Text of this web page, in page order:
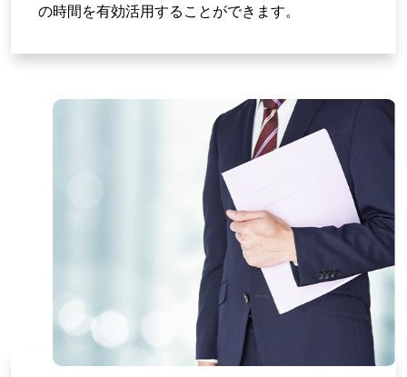
の時間を有効活用することができます。